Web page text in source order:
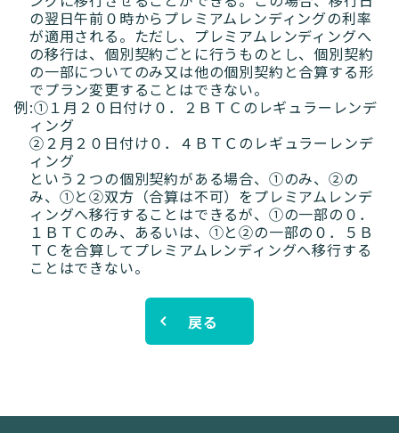
の翌日午前０時からプレミアムレンディングの利率
が適用される。ただし、プレミアムレンディングへ
の移行は、個別契約ごとに行うものとし、個別契約
の一部についてのみ又は他の個別契約と合算する形
でプラン変更することはできない。
例:①１月２０日付け０．２ＢＴＣのレギュラーレンデ
ィング
②２月２０日付け０．４ＢＴＣのレギュラーレンデ
ィング
という２つの個別契約がある場合、①のみ、②の
み、①と②双方（合算は不可）をプレミアムレンデ
ィングへ移行することはできるが、①の一部の０．
１ＢＴＣのみ、あるいは、①と②の一部の０．５Ｂ
ＴＣを合算してプレミアムレンディングへ移行する
ことはできない。
戻る